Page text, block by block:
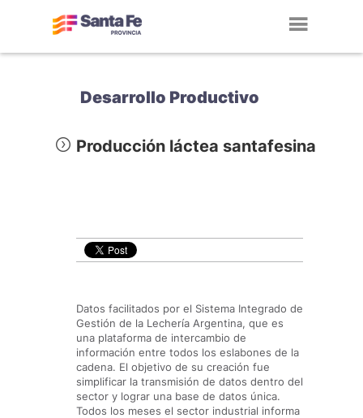
Desarrollo Productivo
Producción láctea santafesina
Datos facilitados por el Sistema Integrado de
Gestión de la Lechería Argentina, que es
una plataforma de intercambio de
información entre todos los eslabones de la
cadena. El objetivo de su creación fue
simplificar la transmisión de datos dentro del
sector y lograr una base de datos única.
Todos los meses el sector industrial informa